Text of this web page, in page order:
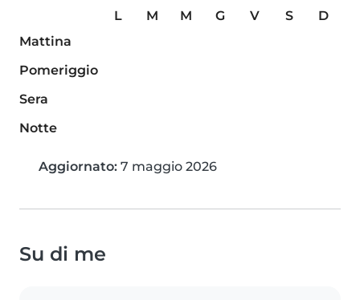
L M M G V S
D
Mattina
Pomeriggio
Sera
Notte
Aggiornato: 7 maggio 2026
Su di me